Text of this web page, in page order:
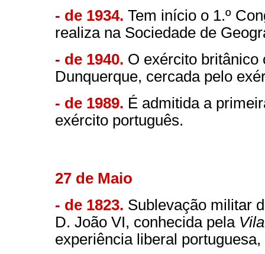
- de 1934. Tem início o 1.º
realiza na Sociedade de
- de 1940. O exército britânico
Dunquerque, cercada pelo
- de 1989. É admitida a
exército português.
27 de Maio
- de 1823. Sublevação militar
D. João VI, conhecida pela
experiência liberal